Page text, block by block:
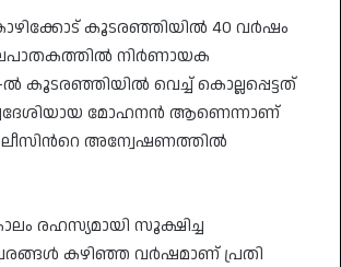
കൂടരഞ്ഞിയിൽ 40 വർഷം
നിർണായക
ൽ കൂടരഞ്ഞിയിൽ വെച്ച് കൊല്ലപ്പെട്ടത്
മോഹനൻ ആണെന്നാണ്
അന്വേഷണത്തിൽ
രഹസ്യമായി സൂക്ഷിച്ച
കഴിഞ്ഞ വർഷമാണ് പ്രതി